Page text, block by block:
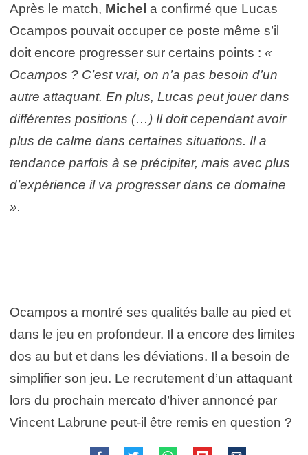
Après le match, Michel a confirmé que Lucas
Ocampos pouvait occuper ce poste même s’il
doit encore progresser sur certains points : «
Ocampos ? C’est vrai, on n’a pas besoin d’un
autre attaquant. En plus, Lucas peut jouer dans
différentes positions (…) Il doit cependant avoir
plus de calme dans certaines situations. Il a
tendance parfois à se précipiter, mais avec plus
d’expérience il va progresser dans ce domaine
».
Ocampos a montré ses qualités balle au pied et
dans le jeu en profondeur. Il a encore des limites
dos au but et dans les déviations. Il a besoin de
simplifier son jeu. Le recrutement d’un attaquant
lors du prochain mercato d’hiver annoncé par
Vincent Labrune peut-il être remis en question ?